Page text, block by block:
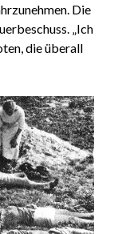
Die
„Ich
die überall